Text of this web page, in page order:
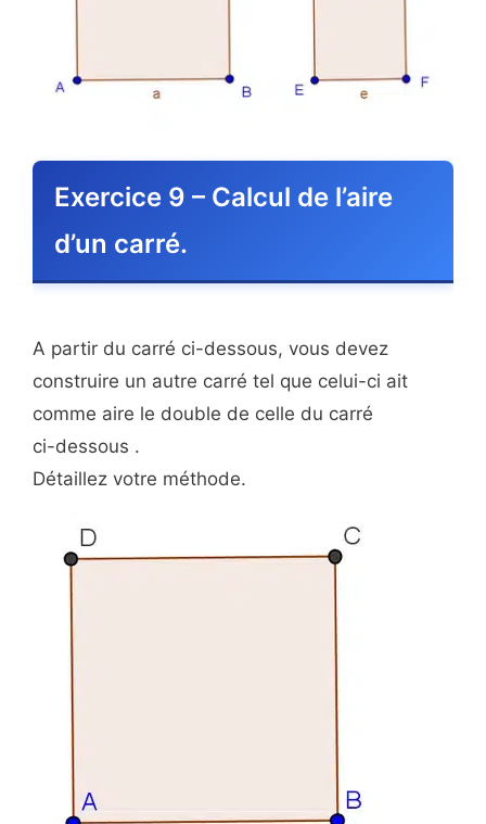
Exercice 9 – Calcul de l’aire
d’un carré.
A partir du carré ci-dessous, vous devez
construire un autre carré tel que celui-ci ait
comme aire le double de celle du carré
ci-dessous .
Détaillez votre méthode.